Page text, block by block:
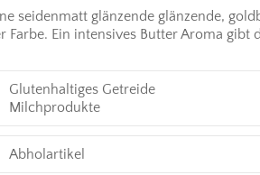
seidenmatt glänzende glänzende,
Ein intensives Butter Aroma
Glutenhaltiges Getreide
Milchprodukte
Abholartikel